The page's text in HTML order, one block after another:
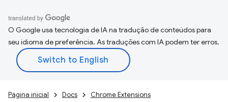
O Google usa tecnologia de IA na tradução de conteúdos para
seu idioma de preferência. As traduções com IA podem ter erros.
Página inicial Docs
Chrome Extensions